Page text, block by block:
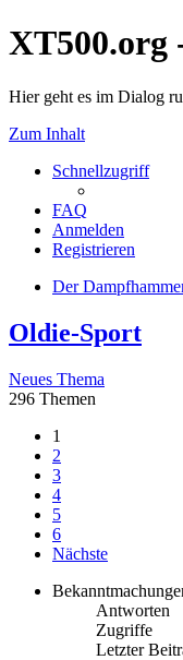
XT500.org
Hier geht es im Dialog
Zum Inhalt
Schnellzugriff
FAQ
Anmelden
Registrieren
Der
Oldie-Sport
Neues Thema
296 Themen
1
2
3
4
5
6
Nächste
Antworten
Zugriffe
Letzter